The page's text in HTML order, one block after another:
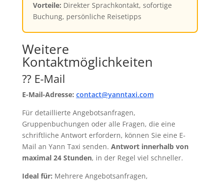
Vorteile: Direkter Sprachkontakt, sofortige
Buchung, persönliche Reisetipps
Weitere
Kontaktmöglichkeiten
⁇ E-Mail
E-Mail-Adresse: contact@yanntaxi.com
Für detaillierte Angebotsanfragen,
Gruppenbuchungen oder alle Fragen, die eine
schriftliche Antwort erfordern, können Sie eine E-
Mail an Yann Taxi senden. Antwort innerhalb von
maximal 24 Stunden, in der Regel viel schneller.
Ideal für: Mehrere Angebotsanfragen,